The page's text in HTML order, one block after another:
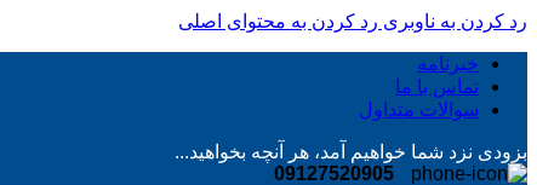
رد کردن به ناوبری رد کردن به محتوای اصلی
خبرنامه
تماس با ما
سوالات متداول
بزودی نزد شما خواهیم آمد، هر آنچه بخواهید...
09127520905